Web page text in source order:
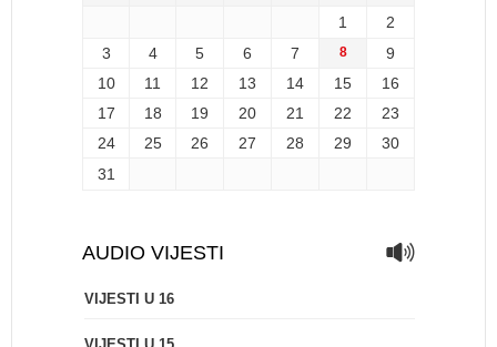
1
2
3
4 5 6 7 8
9
10
11 12 13 14 15
16
17
18 19 20 21 22
23
24
25 26 27 28 29
30
31
AUDIO VIJESTI
VIJESTI U 16